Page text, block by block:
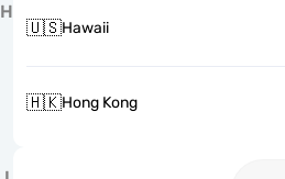
H
🇺🇸Hawaii
🇭🇰Hong Kong